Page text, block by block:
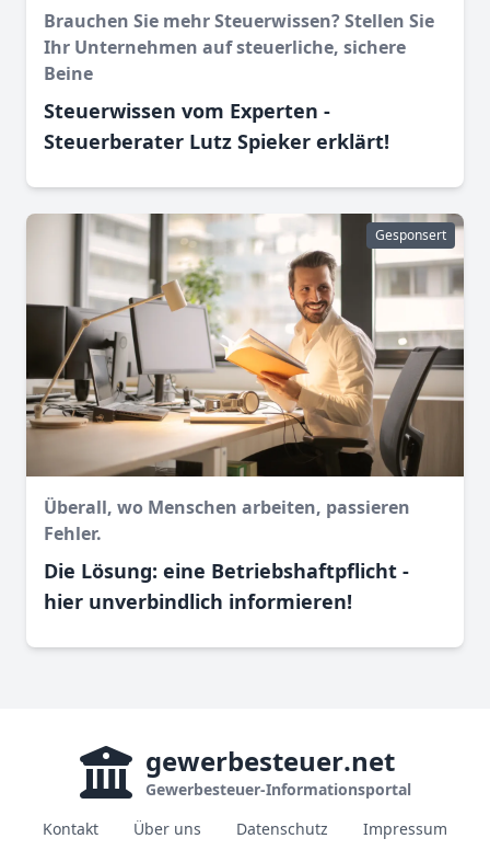
Brauchen Sie mehr Steuerwissen? Stellen Sie
Ihr Unternehmen auf steuerliche, sichere
Beine
Steuerwissen vom Experten -
Steuerberater Lutz Spieker erklärt!
Gesponsert
Überall, wo Menschen arbeiten, passieren
Fehler.
Die Lösung: eine Betriebshaftpflicht -
hier unverbindlich informieren!
gewerbesteuer.net
Gewerbesteuer-Informationsportal
Kontakt
Über uns Datenschutz Impressum